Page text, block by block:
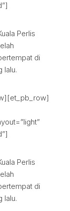
Perlis
di
lalu.
Perlis
di
lalu.